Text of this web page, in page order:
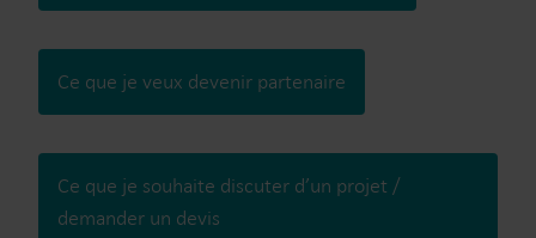
Ce que je veux devenir partenaire
Ce que je souhaite discuter d’un projet /
demander un devis